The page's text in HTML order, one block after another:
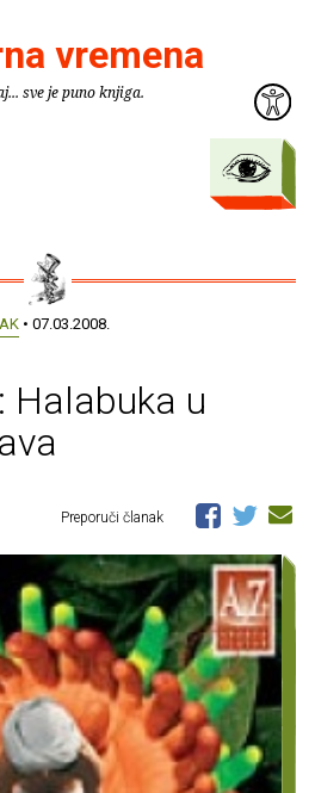
vremena
sve je puno knjiga.
• 07.03.2008.
Halabuka u
Preporuči članak